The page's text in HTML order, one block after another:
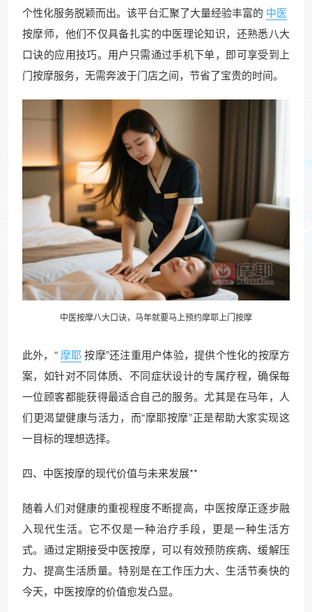
个性化服务脱颖而出。该平台汇聚了大量经验丰富的 中医
按摩师，他们不仅具备扎实的中医理论知识，还熟悉八大
口诀的应用技巧。用户只需通过手机下单，即可享受到上
门按摩服务，无需奔波于门店之间，节省了宝贵的时间。
中医按摩八大口诀，马年就要马上预约摩耶上门按摩
此外，“ 摩耶 按摩”还注重用户体验，提供个性化的按摩方
案，如针对不同体质、不同症状设计的专属疗程，确保每
一位顾客都能获得最适合自己的服务。尤其是在马年，人
们更渴望健康与活力，而“摩耶按摩”正是帮助大家实现这
一目标的理想选择。
四、中医按摩的现代价值与未来发展**
随着人们对健康的重视程度不断提高，中医按摩正逐步融
入现代生活。它不仅是一种治疗手段，更是一种生活方
式。通过定期接受中医按摩，可以有效预防疾病、缓解压
力、提高生活质量。特别是在工作压力大、生活节奏快的
今天，中医按摩的价值愈发凸显。